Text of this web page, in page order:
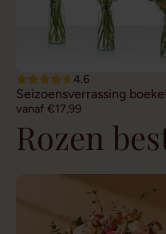
4.6
Seizoensverrassing
vanaf €17,99
Rozen